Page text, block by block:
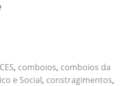
CES, comboios, comboios da
e Social, constragimentos,